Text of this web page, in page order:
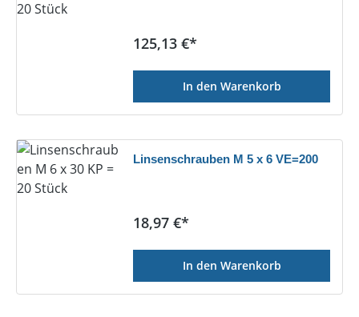
Regulärer Preis:
125,13 €*
In den Warenkorb
Linsenschrauben M 5 x 6 VE=200
Regulärer Preis:
18,97 €*
In den Warenkorb